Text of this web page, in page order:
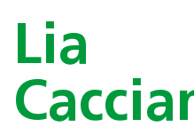
Lia